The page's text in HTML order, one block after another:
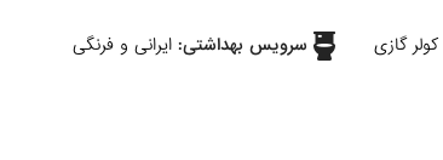
کولر گازی سرویس بهداشتی: ایرانی و فرنگی